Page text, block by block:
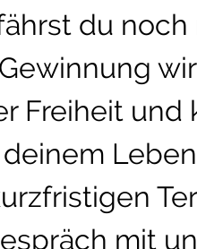
du noch
Freiheit und
mit